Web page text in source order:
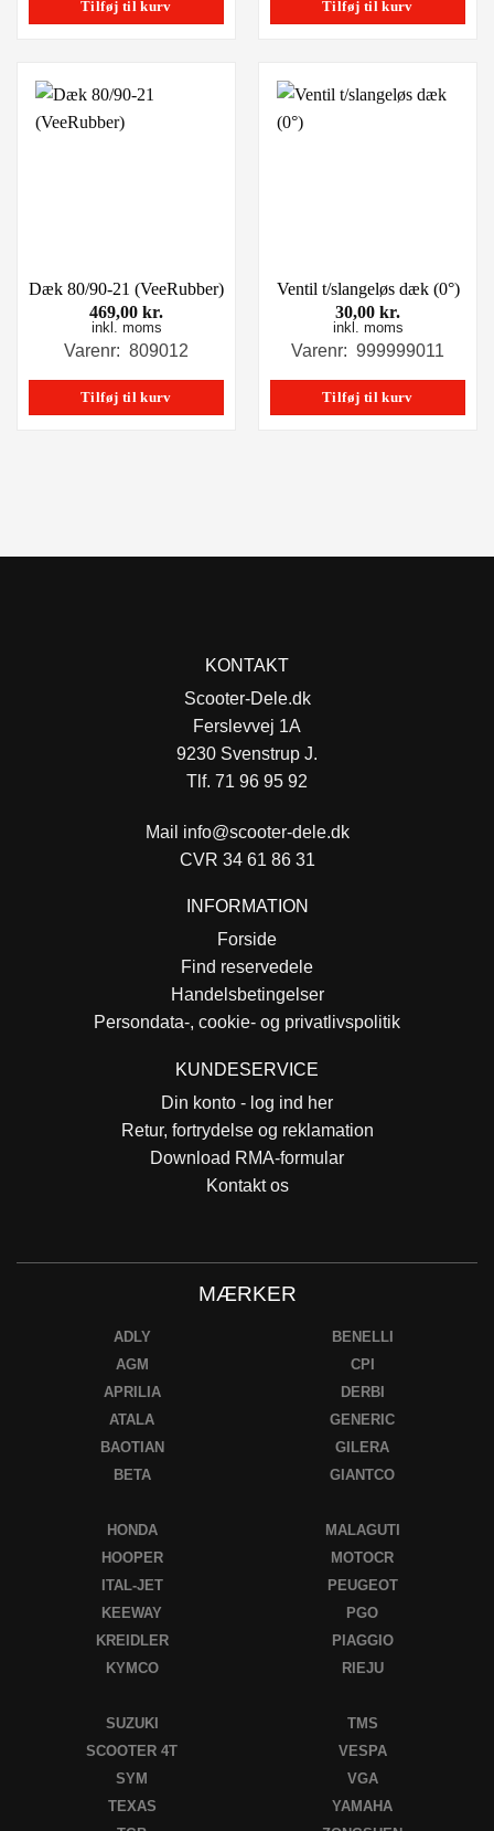
Tilføj til kurv Tilføj til kurv
Dæk 80/90-21 (VeeRubber)
469,00 kr.
inkl. moms
Varenr: 809012
Tilføj til kurv
Ventil t/slangeløs dæk (0°)
30,00 kr.
inkl. moms
Varenr: 999999011
Tilføj til kurv
KONTAKT
Scooter-Dele.dk
Ferslevvej 1A
9230 Svenstrup J.
Tlf. 71 96 95 92
Mail info@scooter-dele.dk
CVR 34 61 86 31
INFORMATION
Forside
Find reservedele
Handelsbetingelser
Persondata-, cookie- og privatlivspolitik
KUNDESERVICE
Din konto - log ind her
Retur, fortrydelse og reklamation
Download RMA-formular
Kontakt os
MÆRKER
ADLY
AGM
APRILIA
ATALA
BAOTIAN
BETA
BENELLI
CPI
DERBI
GENERIC
GILERA
GIANTCO
HONDA
HOOPER
ITAL-JET
KEEWAY
KREIDLER
KYMCO
MALAGUTI
MOTOCR
PEUGEOT
PGO
PIAGGIO
RIEJU
SUZUKI
SCOOTER 4T
SYM
TEXAS
TMS
VESPA
VGA
YAMAHA